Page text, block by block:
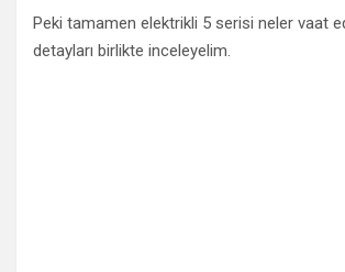
Peki tamamen elektrikli 5 serisi neler vaat
detayları birlikte inceleyelim.